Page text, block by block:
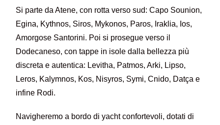
Si parte da Atene, con rotta verso sud: Capo Sounion,
Egina, Kythnos, Siros, Mykonos, Paros, Iraklia, Ios,
Amorgose Santorini. Poi si prosegue verso il
Dodecaneso, con tappe in isole dalla bellezza più
discreta e autentica: Levitha, Patmos, Arki, Lipso,
Leros, Kalymnos, Kos, Nisyros, Symi, Cnido, Datça e
infine Rodi.
Navigheremo a bordo di yacht confortevoli, dotati di